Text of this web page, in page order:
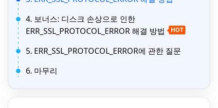
4. 보너스: 디스크 손상으로 인한
ERR_SSL_PROTOCOL_ERROR 해결 방법
HOT
5. ERR_SSL_PROTOCOL_ERROR에 관한 질문
6. 마무리